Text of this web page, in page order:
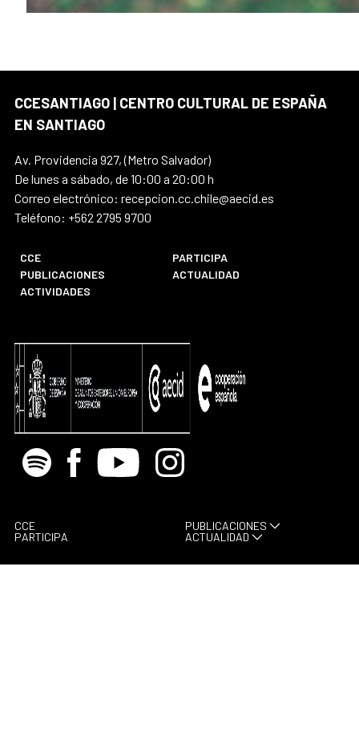
CCESANTIAGO | CENTRO CULTURAL DE ESPAÑA
EN SANTIAGO
Av. Providencia 927, (Metro Salvador)
De lunes a sábado, de 10:00 a 20:00 h
Correo electrónico: recepcion.cc.chile@aecid.es
Teléfono: +562 2795 9700
CCE
PARTICIPA
PUBLICACIONES
ACTUALIDAD
ACTIVIDADES
Spotify Facebook
Youtube Instagram
CCE
PARTICIPA
PUBLICACIONES
ACTUALIDAD